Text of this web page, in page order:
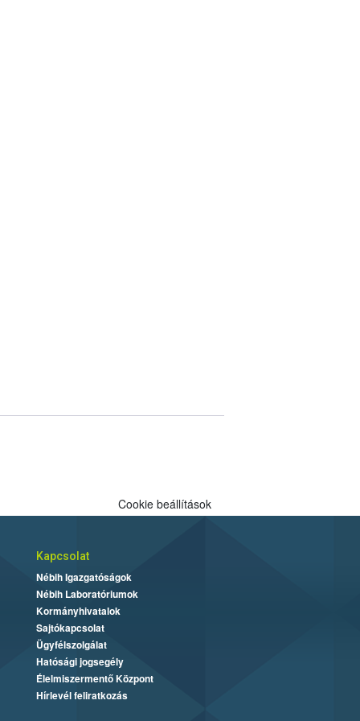
Cookie beállítások
Kapcsolat
Nébih Igazgatóságok
Nébih Laboratóriumok
Kormányhivatalok
Sajtókapcsolat
Ügyfélszolgálat
Hatósági jogsegély
Élelmiszermentő Központ
Hírlevél feliratkozás